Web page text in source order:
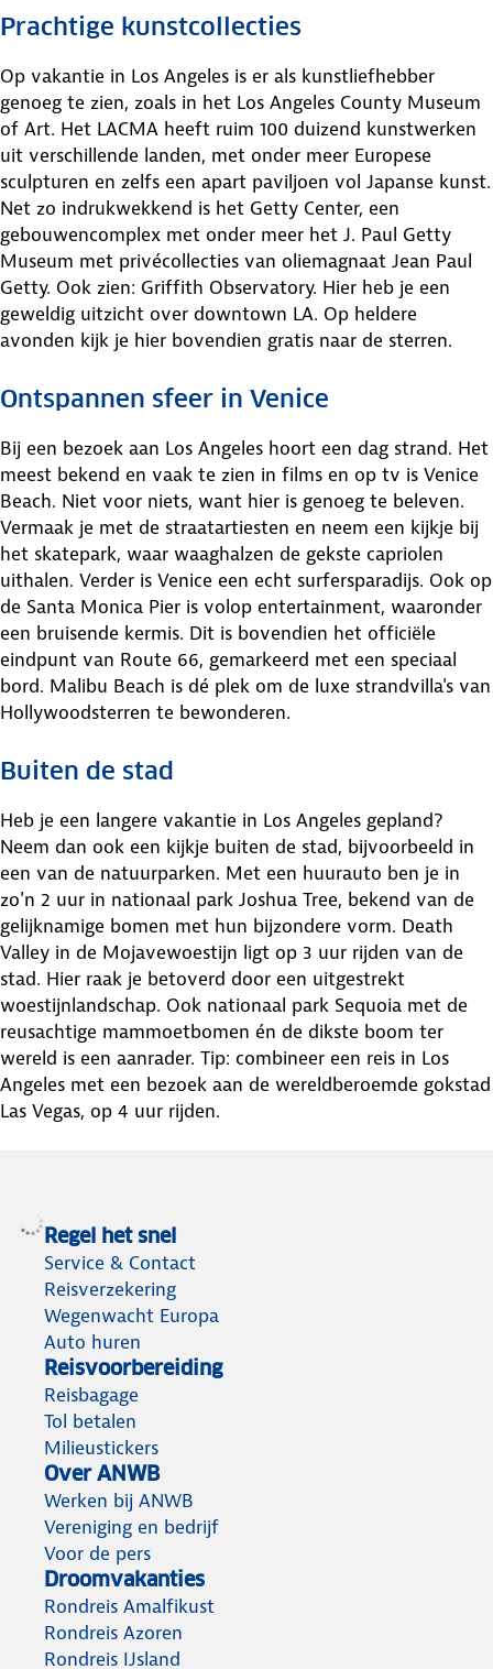
Prachtige kunstcollecties
Op vakantie in Los Angeles is er als kunstliefhebber
genoeg te zien, zoals in het Los Angeles County Museum
of Art. Het LACMA heeft ruim 100 duizend kunstwerken
uit verschillende landen, met onder meer Europese
sculpturen en zelfs een apart paviljoen vol Japanse kunst.
Net zo indrukwekkend is het Getty Center, een
gebouwencomplex met onder meer het J. Paul Getty
Museum met privécollecties van oliemagnaat Jean Paul
Getty. Ook zien: Griffith Observatory. Hier heb je een
geweldig uitzicht over downtown LA. Op heldere
avonden kijk je hier bovendien gratis naar de sterren.
Ontspannen sfeer in Venice
Bij een bezoek aan Los Angeles hoort een dag strand. Het
meest bekend en vaak te zien in films en op tv is Venice
Beach. Niet voor niets, want hier is genoeg te beleven.
Vermaak je met de straatartiesten en neem een kijkje bij
het skatepark, waar waaghalzen de gekste capriolen
uithalen. Verder is Venice een echt surfersparadijs. Ook op
de Santa Monica Pier is volop entertainment, waaronder
een bruisende kermis. Dit is bovendien het officiële
eindpunt van Route 66, gemarkeerd met een speciaal
bord. Malibu Beach is dé plek om de luxe strandvilla's van
Hollywoodsterren te bewonderen.
Buiten de stad
Heb je een langere vakantie in Los Angeles gepland?
Neem dan ook een kijkje buiten de stad, bijvoorbeeld in
een van de natuurparken. Met een huurauto ben je in
zo'n 2 uur in nationaal park Joshua Tree, bekend van de
gelijknamige bomen met hun bijzondere vorm. Death
Valley in de Mojavewoestijn ligt op 3 uur rijden van de
stad. Hier raak je betoverd door een uitgestrekt
woestijnlandschap. Ook nationaal park Sequoia met de
reusachtige mammoetbomen én de dikste boom ter
wereld is een aanrader. Tip: combineer een reis in Los
Angeles met een bezoek aan de wereldberoemde gokstad
Las Vegas, op 4 uur rijden.
Regel het snel
Service & Contact
Reisverzekering
Wegenwacht Europa
Auto huren
Reisvoorbereiding
Reisbagage
Tol betalen
Milieustickers
Over ANWB
Werken bij ANWB
Vereniging en bedrijf
Voor de pers
Droomvakanties
Rondreis Amalfikust
Rondreis Azoren
Rondreis IJsland